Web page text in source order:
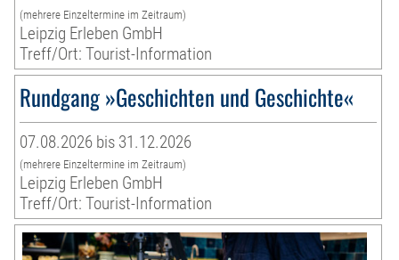
(mehrere Einzeltermine im Zeitraum)
Leipzig Erleben GmbH
Treff/Ort: Tourist-Information
Rundgang »Geschichten und Geschichte«
07.08.2026 bis 31.12.2026
(mehrere Einzeltermine im Zeitraum)
Leipzig Erleben GmbH
Treff/Ort: Tourist-Information